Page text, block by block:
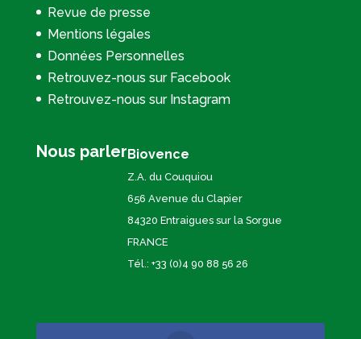
Revue de presse
Mentions légales
Données Personnelles
Retrouvez-nous sur Facebook
Retrouvez-nous sur Instagram
Nous parlerBiovence
Z.A. du Couquiou
656 Avenue du Clapier
84320 Entraigues sur la Sorgue
FRANCE
Tél.: +33 (0)4 90 88 56 26